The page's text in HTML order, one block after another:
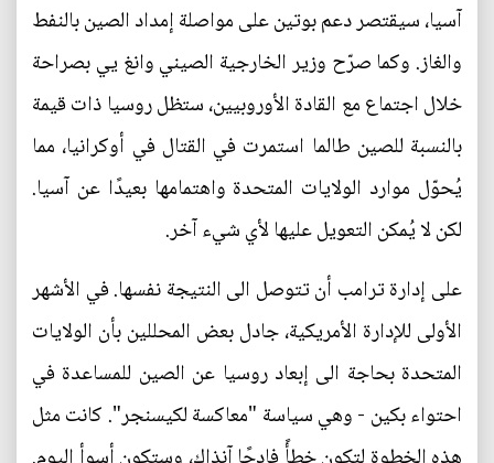
آسيا، سيقتصر دعم بوتين على مواصلة إمداد الصين بالنفط
والغاز. وكما صرّح وزير الخارجية الصيني وانغ يي بصراحة
خلال اجتماع مع القادة الأوروبيين، ستظل روسيا ذات قيمة
بالنسبة للصين طالما استمرت في القتال في أوكرانيا، مما
يُحوّل موارد الولايات المتحدة واهتمامها بعيدًا عن آسيا.
لكن لا يُمكن التعويل عليها لأي شيء آخر.
على إدارة ترامب أن تتوصل الى النتيجة نفسها. في الأشهر
الأولى للإدارة الأمريكية، جادل بعض المحللين بأن الولايات
المتحدة بحاجة الى إبعاد روسيا عن الصين للمساعدة في
احتواء بكين - وهي سياسة "معاكسة لكيسنجر". كانت مثل